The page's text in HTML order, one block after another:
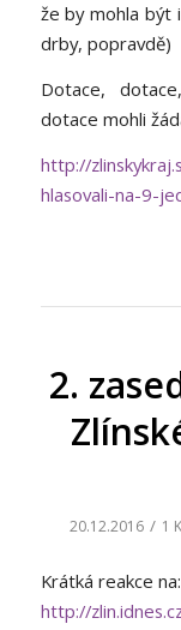
že by mohla být
drby, popravdě)
Dotace,
dotace mohli
http://
hlasovali-na-9-
2.
20.12.2016 / 1
Krátká reakce na:
http://